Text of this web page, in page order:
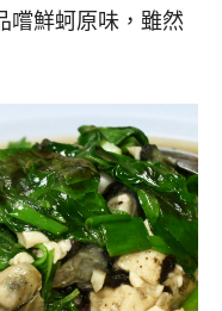
嚐鮮蚵原味，雖然